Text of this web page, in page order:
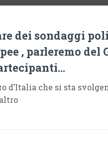
dei sondaggi
, parleremo del
d’Italia che si sta